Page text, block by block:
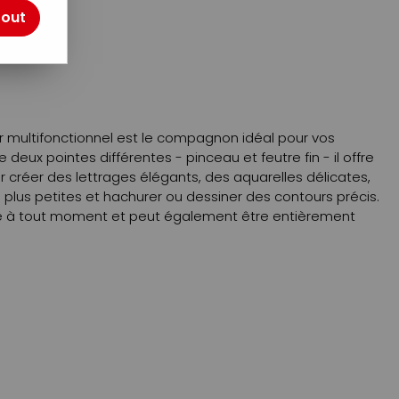
avis !
multifonctionnel est le compagnon idéal pour vos
deux pointes différentes - pinceau et feutre fin - il offre
créer des lettrages élégants, des aquarelles délicates,
petites et hachurer ou dessiner des contours précis.
à tout moment et peut également être entièrement